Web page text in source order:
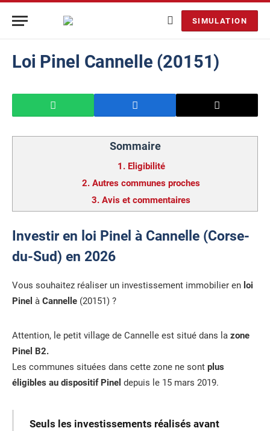
SIMULATION
Loi Pinel Cannelle (20151)
Sommaire
1. Eligibilité
2. Autres communes proches
3. Avis et commentaires
Investir en loi Pinel à Cannelle (Corse-
du-Sud) en 2026
Vous souhaitez réaliser un investissement immobilier en loi
Pinel à Cannelle (20151) ?
Attention, le petit village de Cannelle est situé dans la zone
Pinel B2.
Les communes situées dans cette zone ne sont plus
éligibles au dispositif Pinel depuis le 15 mars 2019.
Seuls les investissements réalisés avant